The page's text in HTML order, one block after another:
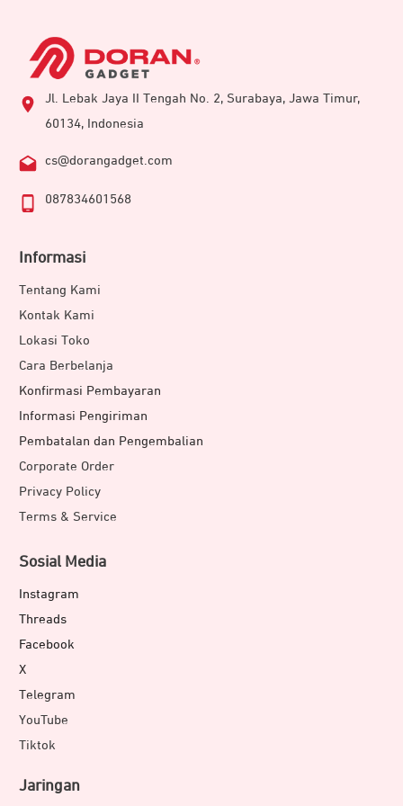
Bluetooth JETE SX3 Series, kamu bisa memainkan game
Jl. Lebak Jaya II Tengah No. 2, Surabaya, Jawa Timur,
60134, Indonesia
cs@dorangadget.com
087834601568
Informasi
Tentang Kami
Kontak Kami
Lokasi Toko
Cara Berbelanja
Konfirmasi Pembayaran
Informasi Pengiriman
Pembatalan dan Pengembalian
Corporate Order
Privacy Policy
Terms & Service
Sosial Media
Instagram
Threads
Facebook
X
Telegram
YouTube
Tiktok
Jaringan